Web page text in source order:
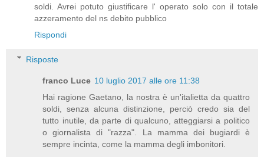
soldi. Avrei potuto giustificare l' operato solo con il totale
azzeramento del ns debito pubblico
Rispondi
Risposte
franco Luce 10 luglio 2017 alle ore 11:38
Hai ragione Gaetano, la nostra è un'italietta da quattro
soldi, senza alcuna distinzione, perciò credo sia del
tutto inutile, da parte di qualcuno, atteggiarsi a politico
o giornalista di "razza". La mamma dei bugiardi è
sempre incinta, come la mamma degli imbonitori.